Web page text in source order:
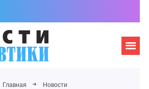
Главная Новости